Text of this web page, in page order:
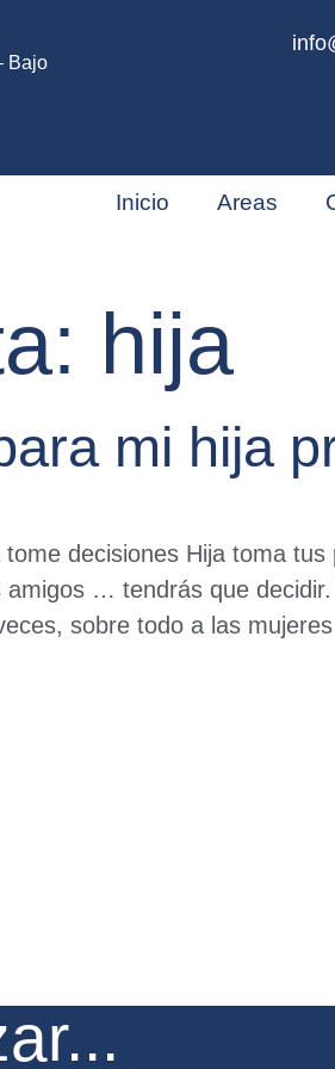
Bajo
Inicio Areas
hija
mi hija
decisiones Hija toma
amigos … tendrás que
sobre todo a las